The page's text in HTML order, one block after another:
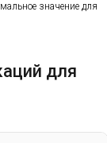
значение для
для